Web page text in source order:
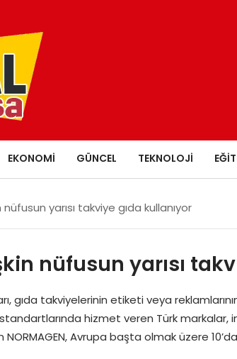
EKONOMI GÜNCEL TEKNOLOJI
yarısı takviye gıda kullanıyor
nüfusun yarısı
gıda takviyelerinin etiketi veya
hizmet veren Türk markalar,
Avrupa başta olmak üzere